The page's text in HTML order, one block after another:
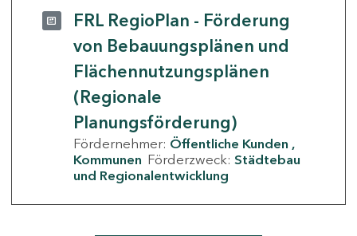
FRL RegioPlan - Förderung
von Bebauungsplänen und
Flächennutzungsplänen
(Regionale
Planungsförderung)
Fördernehmer: Öffentliche Kunden
Kommunen Förderzweck: Städtebau
und Regionalentwicklung